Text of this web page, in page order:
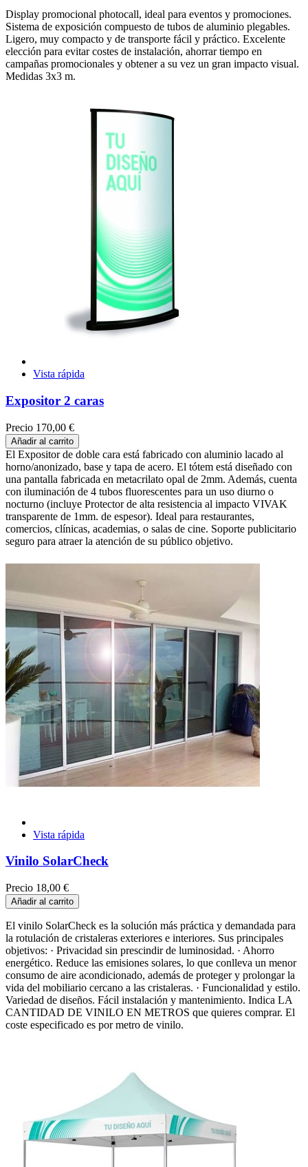
Display promocional photocall, ideal para eventos y promociones.
Sistema de exposición compuesto de tubos de aluminio plegables.
Ligero, muy compacto y de transporte fácil y práctico. Excelente
elección para evitar costes de instalación, ahorrar tiempo en
campañas promocionales y obtener a su vez un gran impacto visual.
Medidas 3x3 m.
Vista rápida
Expositor 2 caras
Precio 170,00 €
Añadir al carrito
El Expositor de doble cara está fabricado con aluminio lacado al
horno/anonizado, base y tapa de acero. El tótem está diseñado con
una pantalla fabricada en metacrilato opal de 2mm. Además, cuenta
con iluminación de 4 tubos fluorescentes para un uso diurno o
nocturno (incluye Protector de alta resistencia al impacto VIVAK
transparente de 1mm. de espesor). Ideal para restaurantes,
comercios, clínicas, academias, o salas de cine. Soporte publicitario
seguro para atraer la atención de su público objetivo.
Vista rápida
Vinilo SolarCheck
Precio 18,00 €
Añadir al carrito
El vinilo SolarCheck es la solución más práctica y demandada para
la rotulación de cristaleras exteriores e interiores. Sus principales
objetivos: · Privacidad sin prescindir de luminosidad. · Ahorro
energético. Reduce las emisiones solares, lo que conlleva un menor
consumo de aire acondicionado, además de proteger y prolongar la
vida del mobiliario cercano a las cristaleras. · Funcionalidad y estilo.
Variedad de diseños. Fácil instalación y mantenimiento. Indica LA
CANTIDAD DE VINILO EN METROS que quieres comprar. El
coste especificado es por metro de vinilo.